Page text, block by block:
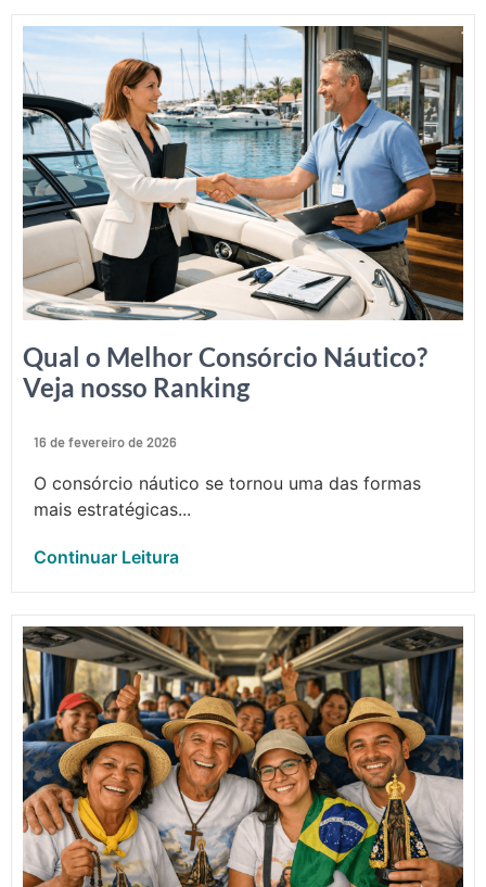
Qual o Melhor Consórcio Náutico?
Veja nosso Ranking
16 de fevereiro de 2026
O consórcio náutico se tornou uma das formas
mais estratégicas...
Continuar Leitura